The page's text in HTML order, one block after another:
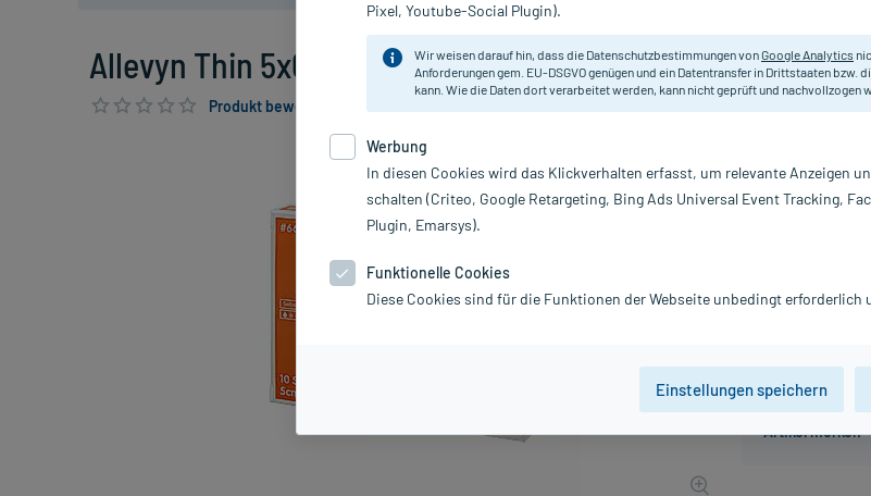
Allevyn Thin 5x6 cm Wundauflage, 10 St
Produkt bewerten & PlusHerzen sichern
Sanft haftender
Darreichung:
Hersteller:
Pixel, Youtube-Social Plugin).
Wir weisen darauf hin, dass die Datenschutzbestimmungen vonGoogle Analytics
Anforderungen gem. EU-DSGVO genügen und ein Datentransfer in Drittstaaten bzw.
kann. Wie die Daten dort verarbeitet werden, kann nicht geprüft und nachvollzogen
Werbung
In diesen Cookies wird das Klickverhalten erfasst, um relevante Anzeigen
schalten (Criteo, Google Retargeting, Bing Ads Universal Event Tracking,
Plugin, Emarsys).
Funktionelle Cookies
Diese Cookies sind für die Funktionen der Webseite unbedingt
Einstellungen speichern